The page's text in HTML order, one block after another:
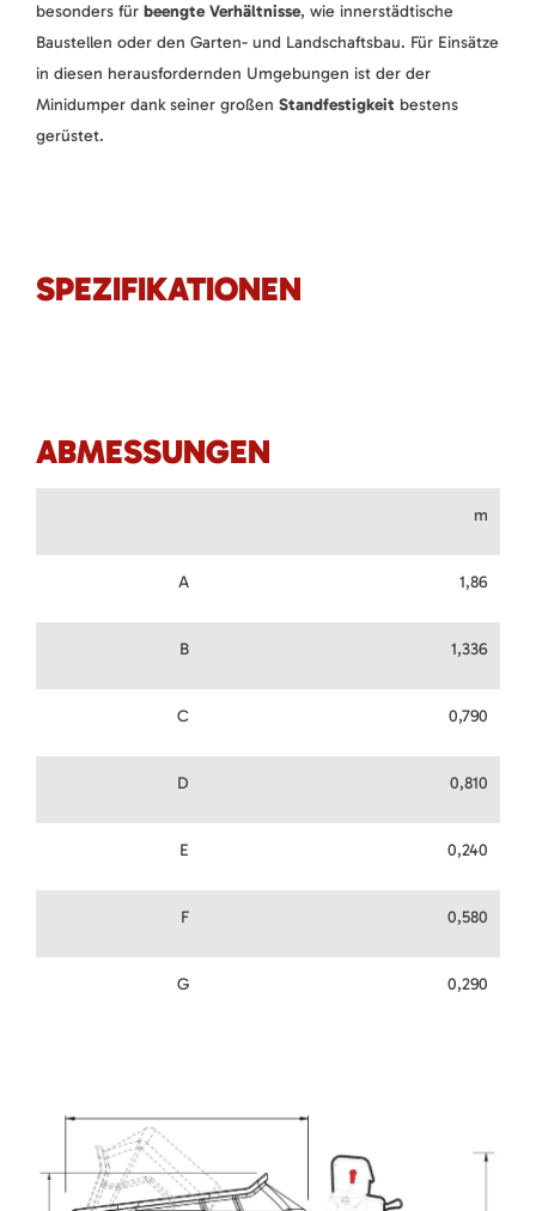
besonders für beengte Verhältnisse, wie innerstädtische
Baustellen oder den Garten- und Landschaftsbau. Für Einsätze
in diesen herausfordernden Umgebungen ist der der
Minidumper dank seiner großen Standfestigkeit bestens
gerüstet.
SPEZIFIKATIONEN
ABMESSUNGEN
m
A 1,86
B 1,336
C 0,790
D 0,810
E 0,240
F 0,580
G 0,290